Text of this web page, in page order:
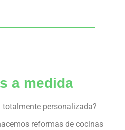
a medida
totalmente personalizada?
reformas de cocinas